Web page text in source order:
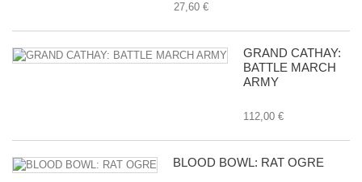
27,60 €
GRAND CATHAY:
BATTLE MARCH
ARMY
112,00 €
BLOOD BOWL: RAT OGRE